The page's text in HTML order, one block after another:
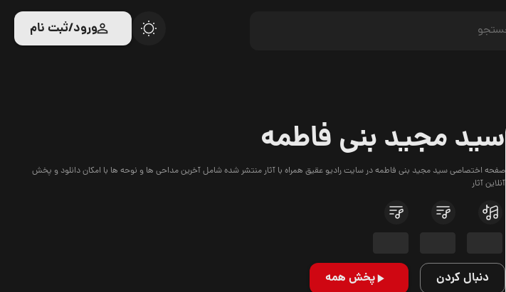
ورود/ثبت نام
سید مجید بنی فاطمه
صفحه اختصاصی سید مجید بنی فاطمه در سایت رادیو عقیق همراه با آثار منتشر شده شامل آخرین مداحی ها و نوحه ها با امکان دانلود و پخش
آنلاین آثار
دنبال کردن پخش همه